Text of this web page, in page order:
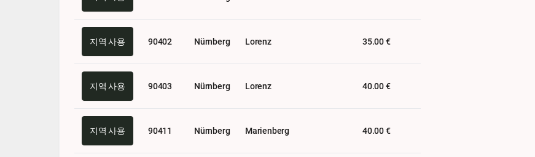
지역 사용 90402 Nürnberg Lorenz 35.00 €
지역 사용 90403 Nürnberg Lorenz 40.00 €
지역 사용 90411 Nürnberg Marienberg 40.00 €